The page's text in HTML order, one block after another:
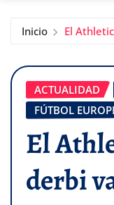
Inicio El
ACTUALIDAD
FÚTBOL
El
derbi